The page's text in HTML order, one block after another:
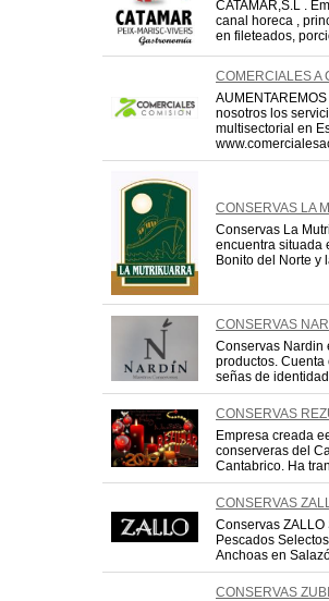
CATAMAR,S.L .
canal horeca ,
en fileteados,
COMERCIALES A
nosotros los
multisectorial en
CONSERVAS LA
Conservas La
encuentra situada
Bonito del Norte y
CONSERVAS
Conservas Nardin
productos. Cuenta
señas de
CONSERVAS
Empresa creada
conserveras del
Cantabrico. Ha
CONSERVAS
Conservas
Pescados
Anchoas en
CONSERVAS